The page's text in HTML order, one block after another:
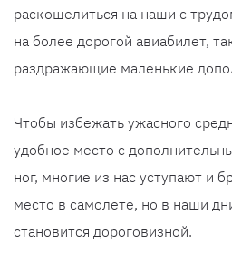
раскошелиться на наши с
на более дорогой авиабилет,
раздражающие маленькие
Чтобы избежать ужасного
удобное место с
ног, многие из нас уступают и
место в самолете, но в наши
становится дороговизной.